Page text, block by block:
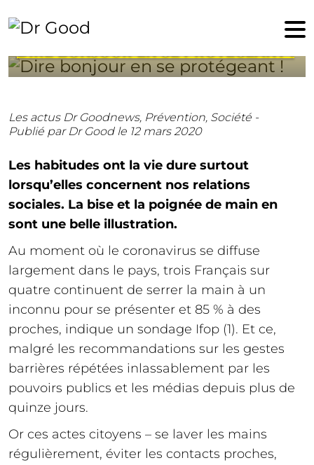
12 mars 2020
Les actus Dr Goodnews, Prévention, Société -
Publié par Dr Good le 12 mars 2020
Les habitudes ont la vie dure surtout
lorsqu’elles concernent nos relations
sociales. La bise et la poignée de main en
sont une belle illustration.
Au moment où le coronavirus se diffuse
largement dans le pays, trois Français sur
quatre continuent de serrer la main à un
inconnu pour se présenter et 85 % à des
proches, indique un sondage Ifop (1). Et ce,
malgré les recommandations sur les gestes
barrières répétées inlassablement par les
pouvoirs publics et les médias depuis plus de
quinze jours.
Or ces actes citoyens – se laver les mains
régulièrement, éviter les contacts proches,